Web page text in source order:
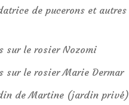
de pucerons et autres
sur le rosier Nozomi
sur le rosier Marie Dermar
de Martine (jardin privé)